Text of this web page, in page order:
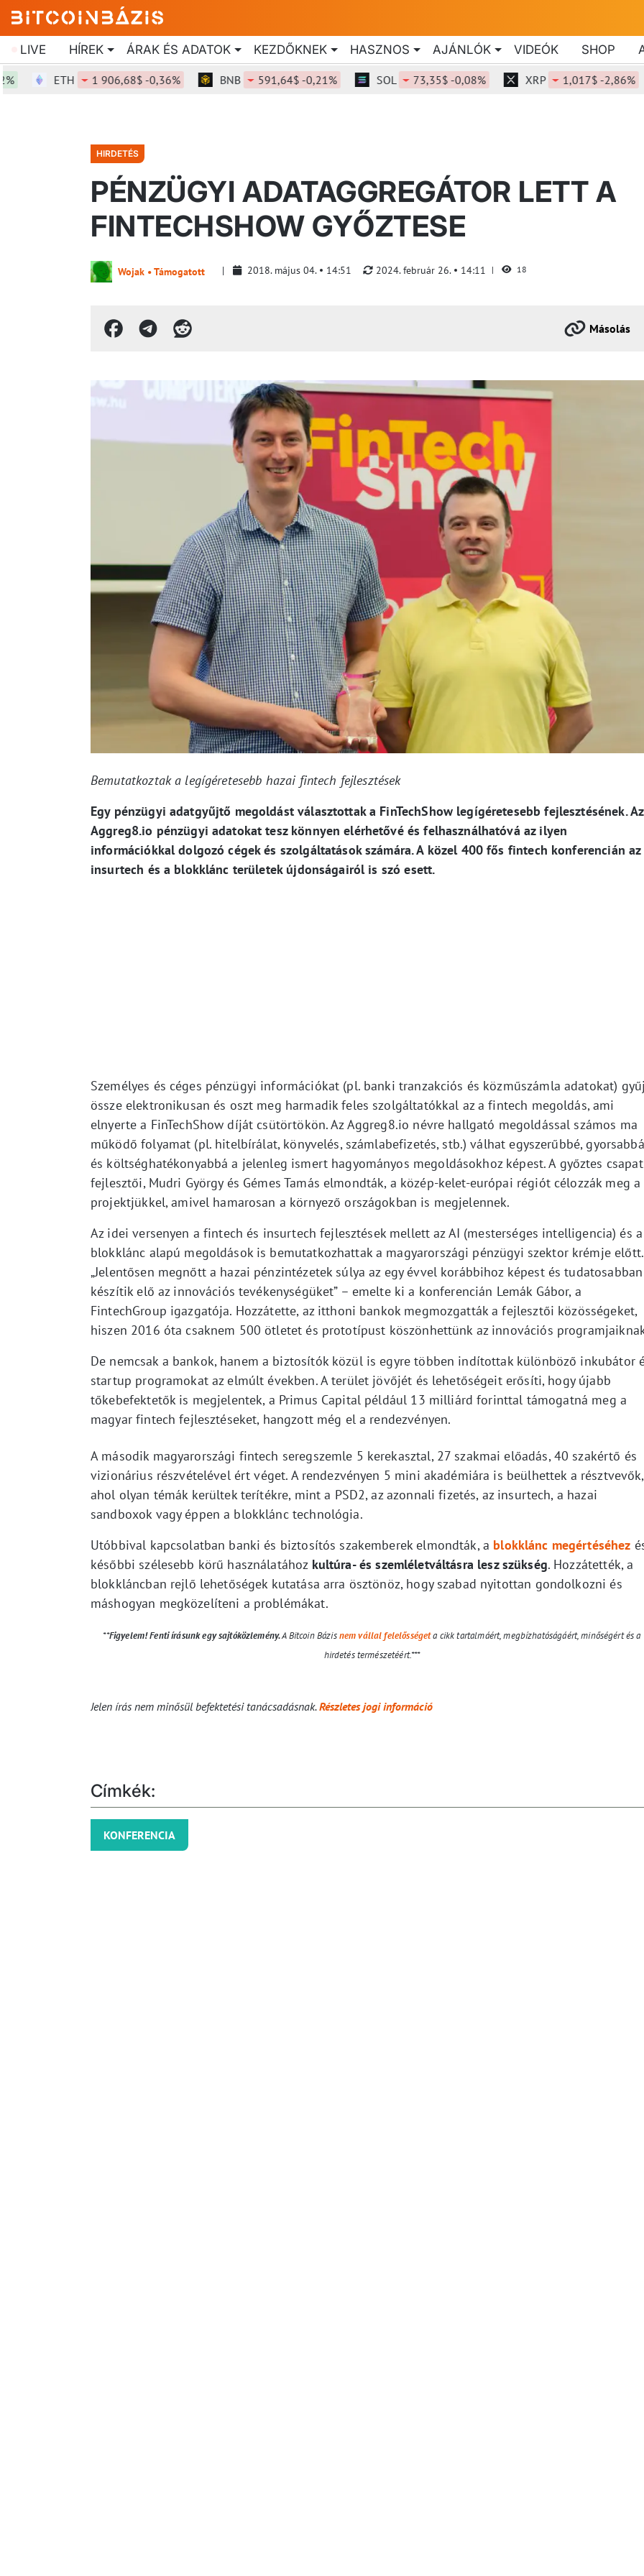
LIVE HÍREK ÁRAK ÉS ADATOK KEZDŐKNEK HASZNOS AJÁNLÓK VIDEÓK SHOP
ETH 1 906,68$ -0,36% BNB 591,64$ -0,21% SOL 73,35$ -0,08% XRP 1,017$ -2,86%
HIRDETÉS
PÉNZÜGYI ADATAGGREGÁTOR LETT A
FINTECHSHOW GYŐZTESE
Wojak • Támogatott 2018. május 04. 14:51 2024. február 26. 14:11 18
Másolás
Bemutatkoztak a legígéretesebb hazai fintech fejlesztések
Egy pénzügyi adatgyűjtő megoldást választottak a FinTechShow legígéretesebb fejlesztésének. Az
Aggreg8.io pénzügyi adatokat tesz könnyen elérhetővé és felhasználhatóvá az ilyen
információkkal dolgozó cégek és szolgáltatások számára. A közel 400 fős fintech konferencián az
insurtech és a blokklánc területek újdonságairól is szó esett.
Személyes és céges pénzügyi információkat (pl. banki tranzakciós és közműszámla adatokat)
össze elektronikusan és oszt meg harmadik feles szolgáltatókkal az a fintech megoldás, ami
elnyerte a FinTechShow díját csütörtökön. Az Aggreg8.io névre hallgató megoldással számos ma
működő folyamat (pl. hitelbírálat, könyvelés, számlabefizetés, stb.) válhat egyszerűbbé, gyorsabbá
és költséghatékonyabbá a jelenleg ismert hagyományos megoldásokhoz képest. A győztes csapat
fejlesztői, Mudri György és Gémes Tamás elmondták, a közép-kelet-európai régiót célozzák meg a
projektjükkel, amivel hamarosan a környező országokban is megjelennek.
Az idei versenyen a fintech és insurtech fejlesztések mellett az AI (mesterséges intelligencia) és a
blokklánc alapú megoldások is bemutatkozhattak a magyarországi pénzügyi szektor krémje előtt.
„Jelentősen megnőtt a hazai pénzintézetek súlya az egy évvel korábbihoz képest és tudatosabban
készítik elő az innovációs tevékenységüket” – emelte ki a konferencián Lemák Gábor, a
FintechGroup igazgatója. Hozzátette, az itthoni bankok megmozgatták a fejlesztői közösségeket,
hiszen 2016 óta csaknem 500 ötletet és prototípust köszönhettünk az innovációs
De nemcsak a bankok, hanem a biztosítók közül is egyre többen indítottak különböző inkubátor
startup programokat az elmúlt években. A terület jövőjét és lehetőségeit erősíti, hogy újabb
tőkebefektetők is megjelentek, a Primus Capital például 13 milliárd forinttal támogatná meg a
magyar fintech fejlesztéseket, hangzott még el a rendezvényen.
A második magyarországi fintech seregszemle 5 kerekasztal, 27 szakmai előadás, 40 szakértő és
vizionárius részvételével ért véget. A rendezvényen 5 mini akadémiára is beülhettek a résztvevők,
ahol olyan témák kerültek terítékre, mint a PSD2, az azonnali fizetés, az insurtech, a hazai
sandboxok vagy éppen a blokklánc technológia.
Utóbbival kapcsolatban banki és biztosítós szakemberek elmondták, a blokklánc megértéséhez
későbbi szélesebb körű használatához kultúra- és szemléletváltásra lesz szükség. Hozzátették, a
blokkláncban rejlő lehetőségek kutatása arra ösztönöz, hogy szabad nyitottan gondolkozni és
máshogyan megközelíteni a problémákat.
**Figyelem! Fenti írásunk egy sajtóközlemény.A Bitcoin Bázisnem vállal felelősségeta cikk tartalmáért, megbízhatóságáért, minőségért és a
hirdetés természetéért.***
Jelen írás nem minősül befektetési tanácsadásnak.Részletes jogi információ
Címkék:
KONFERENCIA